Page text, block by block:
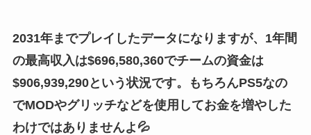
2031年までプレイしたデータになりますが、1年間
の最高収入は$696,580,360でチームの資金は
$906,939,290という状況です。もちろんPS5なの
でMODやグリッチなどを使用してお金を増やした
わけではありませんよ💦